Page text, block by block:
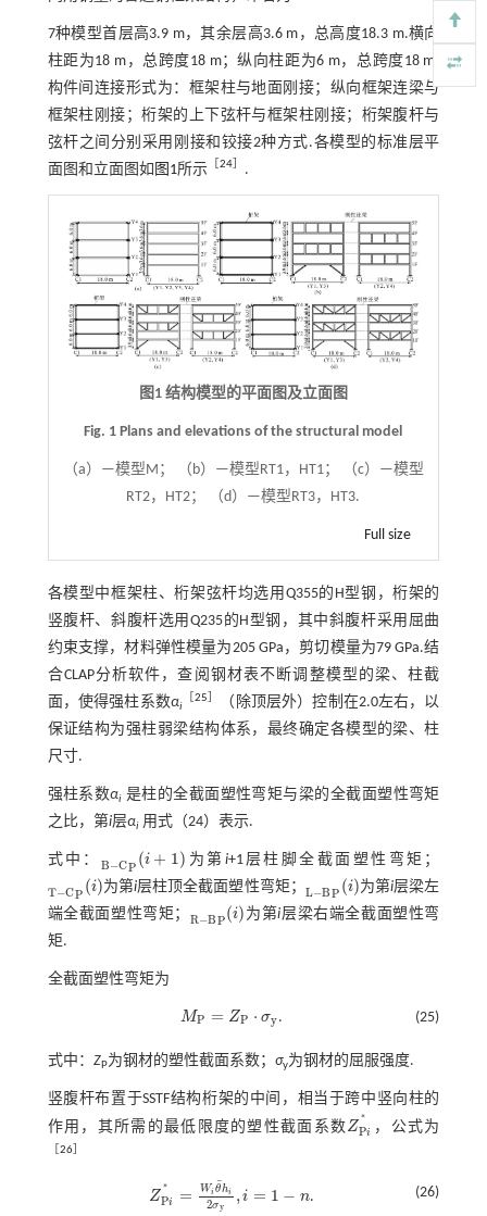
7种模型首层高3.9 m，其余层高3.6 m，总高度18.3 m.横向
柱距为18 m，总跨度18 m；纵向柱距为6 m，总跨度18 m.
构件间连接形式为：框架柱与地面刚接；纵向框架连梁与
框架柱刚接；桁架的上下弦杆与框架柱刚接；桁架腹杆与
弦杆之间分别采用刚接和铰接2种方式.各模型的标准层平
面图和立面图如 图1所示［24］ .
图1 结构模型的平面图及立面图
Fig. 1 Plans and elevations of the structural model
（a）—模型M； （b）—模型RT1，HT1； （c）—模型
RT2，HT2； （d）—模型RT3，HT3.
Full size
各模型中框架柱、桁架弦杆均选用Q355的H型钢，桁架的
竖腹杆、斜腹杆选用Q235的H型钢，其中斜腹杆采用屈曲
约束支撑，材料弹性模量为205 GPa，剪切模量为79 GPa.结
合CLAP分析软件，查阅钢材表不断调整模型的梁、柱截
面，使得强柱系数αi
［25
（除顶层外）控制在2.0左右，以
保证结构为强柱弱梁结构体系，最终确定各模型的梁、柱
尺寸.
强柱系数αi 是柱的全截面塑性弯矩与梁的全截面塑性弯矩
之比，第i层αi用式（24）表示.
式中： B−CP (i + 1)
B CP(i +1 ) 为第 i+1层柱脚全截面塑性弯矩；
T−CP (i)
T- CP(i) 为第i层柱顶全截面塑性弯矩； L−BP (i)
L BP(i ) 为第i层梁左
端全截面塑性弯矩；
R−BP(i)
R BP(i) 为第i层梁右端全截面塑性弯
矩.
全截面塑性弯矩为
MP = ZP ⋅ σy
MP= ZP σy . (25)
式中： ZP为钢材的塑性截面系数； σy为钢材的屈服强度.
竖腹杆布置于SSTF结构桁架的中间，相当于跨中竖向柱的
作用，其所需的最低限度的塑性截面系数Z
*
Pi
ZPi* ，公式为
26］
Z
*
Pi = Wiθ¯hi
2σy
,i = 1 − n
ZPi* =W iθ¯hi2σy, =1 -n . (26)